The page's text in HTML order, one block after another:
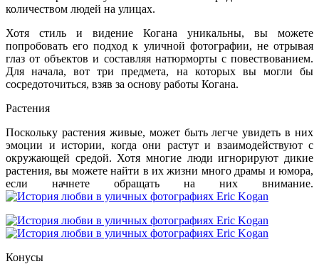
количеством людей на улицах.
Хотя стиль и видение Когана уникальны, вы можете
попробовать его подход к уличной фотографии, не отрывая
глаз от объектов и составляя натюрморты с повествованием.
Для начала, вот три предмета, на которых вы могли бы
сосредоточиться, взяв за основу работы Когана.
Растения
Поскольку растения живые, может быть легче увидеть в них
эмоции и истории, когда они растут и взаимодействуют с
окружающей средой. Хотя многие люди игнорируют дикие
растения, вы можете найти в их жизни много драмы и юмора,
если начнете обращать на них внимание.
Конусы